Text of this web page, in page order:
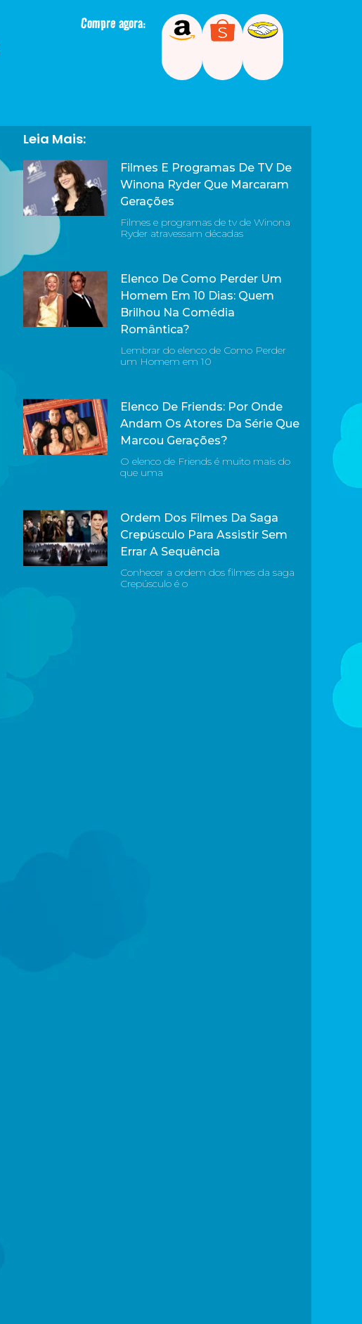
Leia Mais:
Filmes E Programas De TV De
Winona Ryder Que Marcaram
Gerações
Filmes e programas de tv de Winona
Ryder atravessam décadas
Elenco De Como Perder Um
Homem Em 10 Dias: Quem
Brilhou Na Comédia
Romântica?
Lembrar do elenco de Como Perder
um Homem em 10
Elenco De Friends: Por Onde
Andam Os Atores Da Série Que
Marcou Gerações?
O elenco de Friends é muito mais do
que uma
Ordem Dos Filmes Da Saga
Crepúsculo Para Assistir Sem
Errar A Sequência
Conhecer a ordem dos filmes da saga
Crepúsculo é o
Compre agora: